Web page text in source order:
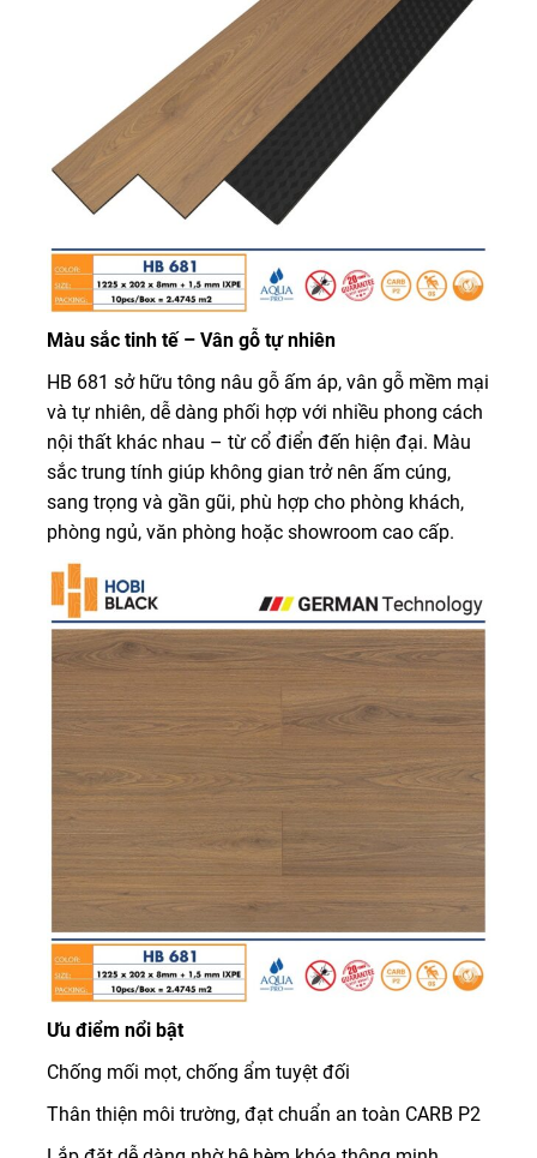
Màu sắc tinh tế – Vân gỗ tự nhiên
HB 681 sở hữu tông nâu gỗ ấm áp, vân gỗ mềm mại
và tự nhiên, dễ dàng phối hợp với nhiều phong cách
nội thất khác nhau – từ cổ điển đến hiện đại. Màu
sắc trung tính giúp không gian trở nên ấm cúng,
sang trọng và gần gũi, phù hợp cho phòng khách,
phòng ngủ, văn phòng hoặc showroom cao cấp.
Ưu điểm nổi bật
Chống mối mọt, chống ẩm tuyệt đối
Thân thiện môi trường, đạt chuẩn an toàn CARB P2